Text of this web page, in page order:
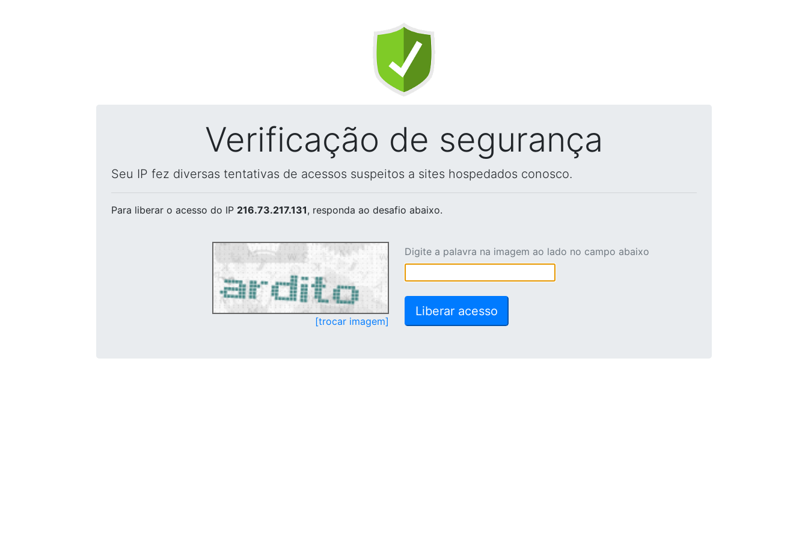
Verificação de segurança
Seu IP fez diversas tentativas de acessos suspeitos a sites hospedados conosco.
Para liberar o acesso do IP 216.73.217.131, responda ao desafio abaixo.
[trocar imagem]
Digite a palavra na imagem ao lado no campo abaixo